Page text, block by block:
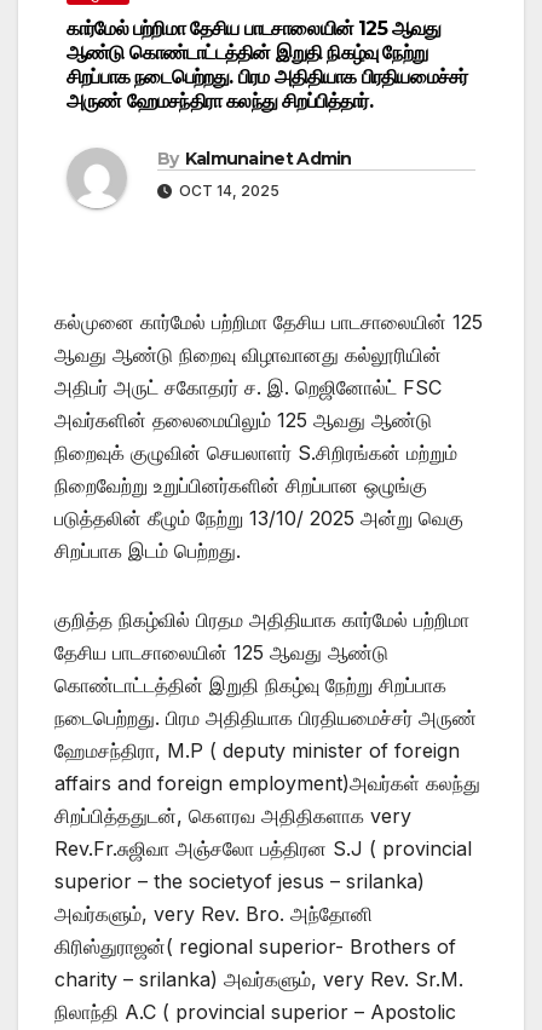
கார்மேல் பற்றிமா தேசிய பாடசாலையின் 125 ஆவது
ஆண்டு கொண்டாட்டத்தின் இறுதி நிகழ்வு நேற்று
சிறப்பாக நடைபெற்றது. பிரம அதிதியாக பிரதியமைச்சர்
அருண் ஹேமசந்திரா கலந்து சிறப்பித்தார்.
By Kalmunainet Admin
OCT 14, 2025
கல்முனை கார்மேல் பற்றிமா தேசிய பாடசாலையின் 125
ஆவது ஆண்டு நிறைவு விழாவானது கல்லூரியின்
அதிபர் அருட் சகோதரர் ச. இ. றெஜினோல்ட் FSC
அவர்களின் தலைமையிலும் 125 ஆவது ஆண்டு
நிறைவுக் குழுவின் செயலாளர் S.சிறிரங்கன் மற்றும்
நிறைவேற்று உறுப்பினர்களின் சிறப்பான ஒழுங்கு
படுத்தலின் கீழும் நேற்று 13/10/ 2025 அன்று வெகு
சிறப்பாக இடம் பெற்றது.
குறித்த நிகழ்வில் பிரதம அதிதியாக கார்மேல் பற்றிமா
தேசிய பாடசாலையின் 125 ஆவது ஆண்டு
கொண்டாட்டத்தின் இறுதி நிகழ்வு நேற்று சிறப்பாக
நடைபெற்றது. பிரம அதிதியாக பிரதியமைச்சர் அருண்
ஹேமசந்திரா, M.P ( deputy minister of foreign
affairs and foreign employment)அவர்கள் கலந்து
சிறப்பித்ததுடன், கௌரவ அதிதிகளாக very
Rev.Fr.சுஜிவா அஞ்சலோ பத்திரன S.J ( provincial
superior – the societyof jesus – srilanka)
அவர்களும், very Rev. Bro. அந்தோனி
கிரிஸ்துராஜன்( regional superior- Brothers of
charity – srilanka) அவர்களும், very Rev. Sr.M.
நிலாந்தி A.C ( provincial superior – Apostolic